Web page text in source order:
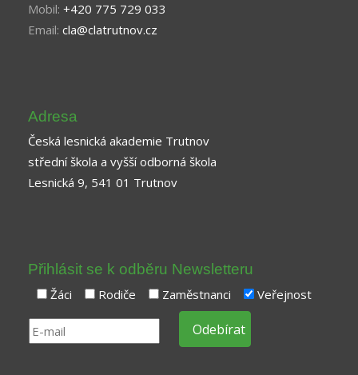
Mobil: +420 775 729 033
Email: cla@clatrutnov.cz
Adresa
Česká lesnická akademie Trutnov
střední škola a vyšší odborná škola
Lesnická 9, 541 01 Trutnov
Přihlásit se k odběru Newsletteru
Žáci Rodiče Zaměstnanci Veřejnost